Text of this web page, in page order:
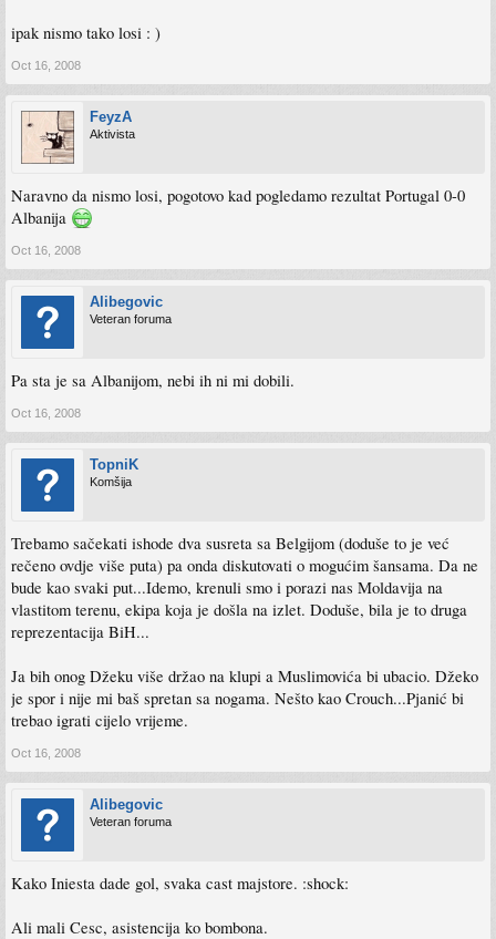
ipak nismo tako losi : )
Oct 16, 2008
FeyzA
Aktivista
Naravno da nismo losi, pogotovo kad pogledamo rezultat Portugal 0-0
Albanija
Oct 16, 2008
Alibegovic
Veteran foruma
Pa sta je sa Albanijom, nebi ih ni mi dobili.
Oct 16, 2008
TopniK
Komšija
Trebamo sačekati ishode dva susreta sa Belgijom (doduše to je već
rečeno ovdje više puta) pa onda diskutovati o mogućim šansama. Da ne
bude kao svaki put...Idemo, krenuli smo i porazi nas Moldavija na
vlastitom terenu, ekipa koja je došla na izlet. Doduše, bila je to druga
reprezentacija BiH...
Ja bih onog Džeku više držao na klupi a Muslimovića bi ubacio. Džeko
je spor i nije mi baš spretan sa nogama. Nešto kao Crouch...Pjanić bi
trebao igrati cijelo vrijeme.
Oct 16, 2008
Alibegovic
Veteran foruma
Kako Iniesta dade gol, svaka cast majstore. :shock:
Ali mali Cesc, asistencija ko bombona.